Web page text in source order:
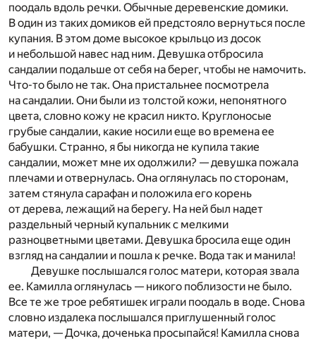
поодаль вдоль речки. Обычные деревенские домики.
В один из таких домиков ей предстояло вернуться после
купания. В этом доме высокое крыльцо из досок
и небольшой навес над ним. Девушка отбросила
сандалии подальше от себя на берег, чтобы не намочить.
Что-то было не так. Она пристальнее посмотрела
на сандалии. Они были из толстой кожи, непонятного
цвета, словно кожу не красил никто. Круглоносые
грубые сандалии, какие носили еще во времена ее
бабушки. Странно, я бы никогда не купила такие
сандалии, может мне их одолжили? — девушка пожала
плечами и отвернулась. Она оглянулась по сторонам,
затем стянула сарафан и положила его корень
от дерева, лежащий на берегу. На ней был надет
раздельный черный купальник с мелкими
разноцветными цветами. Девушка бросила еще один
взгляд на сандалии и пошла к речке. Вода так и манила!
Девушке послышался голос матери, которая звала
ее. Камилла оглянулась — никого поблизости не было.
Все те же трое ребятишек играли поодаль в воде. Снова
словно издалека послышался приглушенный голос
матери, — Дочка, доченька просыпайся! Камилла снова